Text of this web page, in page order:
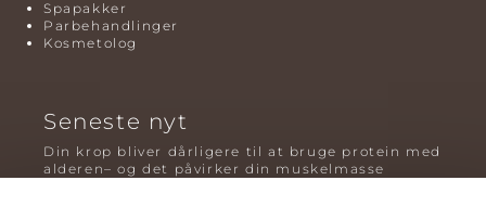
Spapakker
Parbehandlinger
Kosmetolog
Seneste nyt
Din krop bliver dårligere til at bruge protein med
alderen– og det påvirker din muskelmasse